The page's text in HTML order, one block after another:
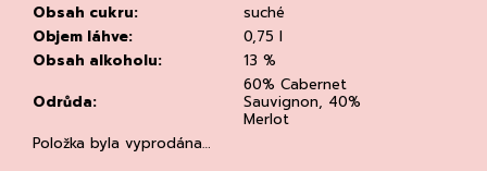
Obsah cukru:
suché
Objem láhve:
0,75 l
Obsah alkoholu:
13 %
Odrůda:
60% Cabernet
Sauvignon, 40%
Merlot
Položka byla vyprodána…
DEGUSTACE
DOMAINE